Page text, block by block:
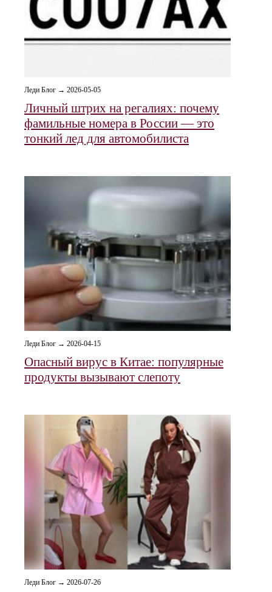
Леди Блог → 2026-05-05
Личный штрих на регалиях: почему
фамильные номера в России — это
тонкий лед для автомобилиста
Леди Блог → 2026-04-15
Опасный вирус в Китае: популярные
продукты вызывают слепоту
Леди Блог → 2026-07-26